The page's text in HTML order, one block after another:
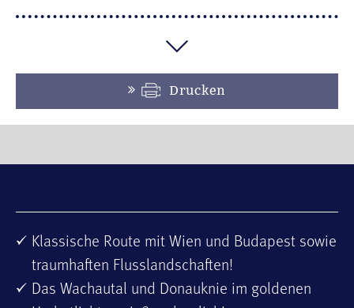
Drucken
Klassische Route mit Wien und Budapest sowie
traumhaften Flusslandschaften!
Das Wachautal und Donauknie im goldenen